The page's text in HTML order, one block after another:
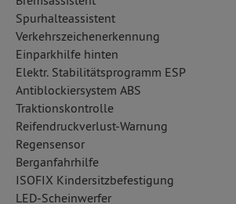
Spurhalteassistent
Verkehrszeichenerkennung
Einparkhilfe hinten
Elektr. Stabilitätsprogramm ESP
Antiblockiersystem ABS
Traktionskontrolle
Reifendruckverlust-Warnung
Regensensor
Berganfahrhilfe
ISOFIX Kindersitzbefestigung
LED-Scheinwerfer